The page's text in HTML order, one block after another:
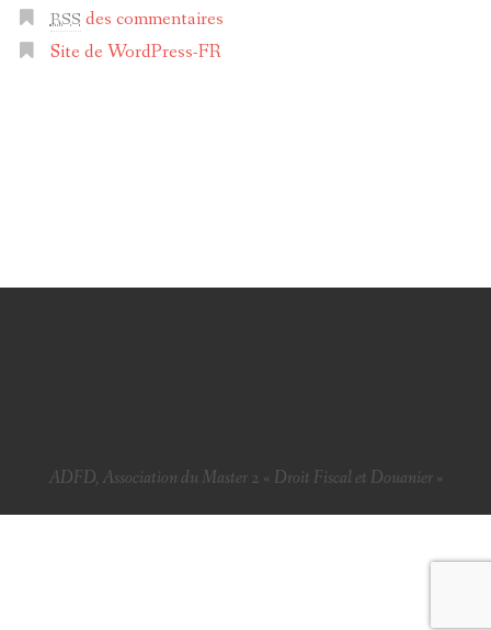
RSS des commentaires
Site de WordPress-FR
ADFD, Association du Master 2 « Droit Fiscal et Douanier »